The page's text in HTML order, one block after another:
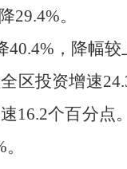
29.4%。
40.4% ，降幅
全区投资增速
16.2个百分点
。